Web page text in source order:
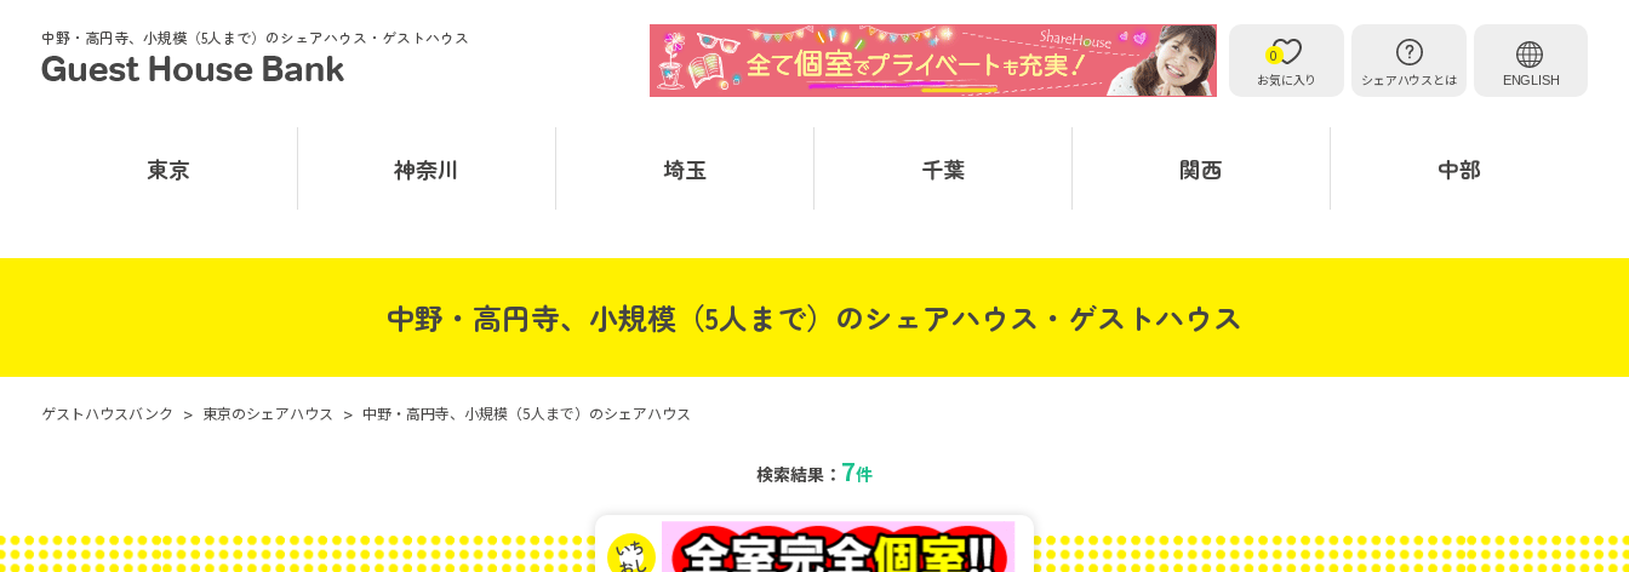
中野・高円寺、小規模（5人まで）のシェアハウス・ゲストハウス
お気に入り
0
シェアハウスとは
ENGLISH
東京 神奈川 埼玉 千葉 関西 中部
中野・高円寺、小規模（5人まで）のシェアハウス・ゲストハウス
ゲストハウスバンク > 東京のシェアハウス > 中野・高円寺、小規模（5人まで）のシェアハウス
検索結果： 7件